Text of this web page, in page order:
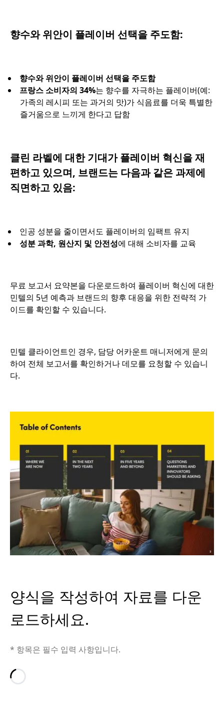
향수와 위안이 플레이버 선택을 주도함:
향수와 위안이 플레이버 선택을 주도함
프랑스 소비자의 34%는 향수를 자극하는 플레이버(예:
가족의 레시피 또는 과거의 맛)가 식음료를 더욱 특별한
즐거움으로 느끼게 한다고 답함
클린 라벨에 대한 기대가 플레이버 혁신을 재
편하고 있으며, 브랜드는 다음과 같은 과제에
직면하고 있음:
인공 성분을 줄이면서도 플레이버의 임팩트 유지
성분 과학, 원산지 및 안전성에 대해 소비자를 교육
무료 보고서 요약본을 다운로드하여 플레이버 혁신에 대한
민텔의 5년 예측과 브랜드의 향후 대응을 위한 전략적 가
이드를 확인할 수 있습니다.
민텔 클라이언트인 경우, 담당 어카운트 매니저에게 문의
하여 전체 보고서를 확인하거나 데모를 요청할 수 있습니
다.
양식을 작성하여 자료를 다운
로드하세요.
* 항목은 필수 입력 사항입니다.